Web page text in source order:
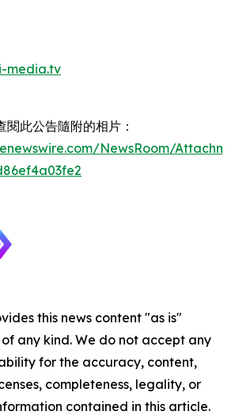
media.tv
此公告隨附的相片：
NewsRoom/
this news content "as is"
any kind. We do not accept any
for the accuracy, content,
completeness, legality, or
contained in this article.